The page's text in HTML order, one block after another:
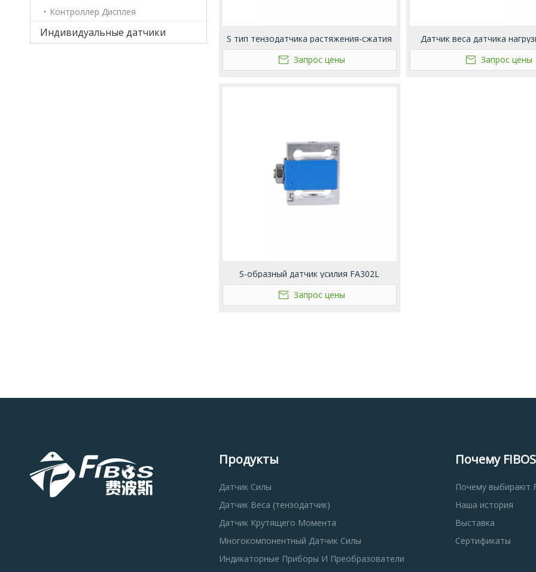
Контроллер Дисплея
Индивидуальные датчики
S тип тензодатчика растяжения-сжатия
FA306
Запрос цены
Датчик веса датчика
FA305
Запрос цены
S-образный датчик усилия FA302L
Запрос цены
Продукты
Датчик Силы
Датчик Веса (тензодатчик)
Датчик Крутящего Момента
Многокомпонентный Датчик Силы
Индикаторные Приборы И Преобразователи
Почему FIBOS
Почему выбирают
Наша история
Выставка
Сертификаты